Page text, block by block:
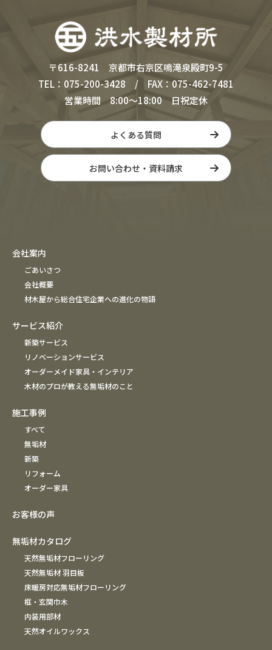
〒616-8241 京都市右京区鳴滝泉殿町9-5
TEL：075-200-3428 / FAX：075-462-7481
営業時間 8:00～18:00 日祝定休
よくある質問
お問い合わせ・資料請求
会社案内
ごあいさつ
会社概要
材木屋から総合住宅企業への進化の物語
サービス紹介
新築サービス
リノベーションサービス
オーダーメイド家具・インテリア
木材のプロが教える無垢材のこと
施工事例
すべて
無垢材
新築
リフォーム
オーダー家具
お客様の声
無垢材カタログ
天然無垢材フローリング
天然無垢材 羽目板
床暖房対応無垢材フローリング
框・玄関巾木
内装用部材
天然オイルワックス